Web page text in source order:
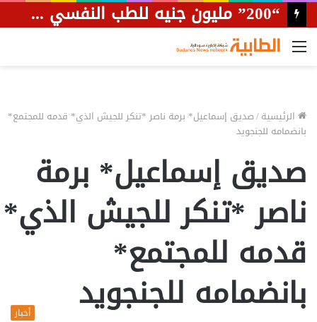
“200” مليون جنيه للطب النفسي وتشييد مستشفى لعلاج الإدمان بالقضارف
القائمة
الرئيسية/صديق إسماعيل* برمة ناصر *تنكر للجيش الذي* قدمه للمجتمع*
بانضمامه للجنجويد
صديق إسماعيل* برمة
ناصر *تنكر للجيش الذي*
قدمه للمجتمع*
بانضمامه للجنجويد
أخبار